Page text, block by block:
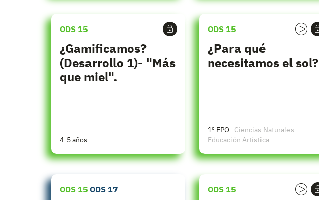
ODS 15
¿Gamificamos?
(Desarrollo 1)- "Más
que miel".
4-5 años
ODS 15
¿Para qué
necesitamos el sol?
1º EPO
Ciencias Naturales
Educación Artística
ODS 15 ODS 17 ODS 15